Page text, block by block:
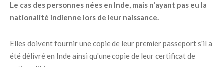
Le cas des personnes nées en Inde, mais n'ayant pas eu la
nationalité indienne lors de leur naissance.
Elles doivent fournir une copie de leur premier passeport s'il a
été délivré en Inde ainsi qu'une copie de leur certificat de